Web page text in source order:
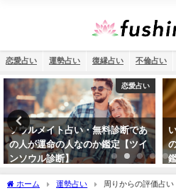
恋愛占い 運勢占い 復縁占い 不倫占い
恋愛占い
いつ連絡がくるか占い・無料であ
の人から連絡が来る日や可能性を
鑑定【当たる！】
ホーム 運勢占い 周りからの評価占い